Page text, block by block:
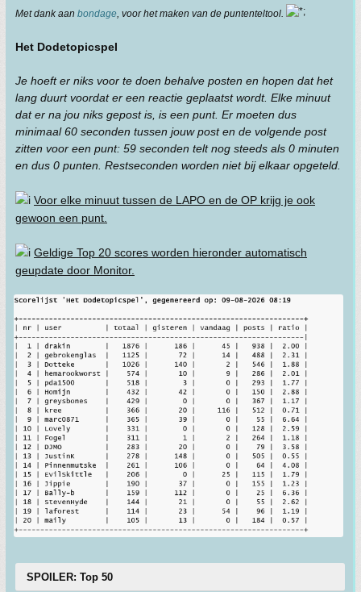
Met dank aan bondage , voor het maken van de puntenteltool.
Het DodetopicspeI
Je hoeft er niks voor te doen behalve posten en hopen dat het
lang duurt voordat er een reactie geplaatst wordt. Elke minuut
dat er na jou niks gepost is, is een punt. Er moeten dus
minimaal 60 seconden tussen jouw post en de volgende post
zitten voor een punt: 59 seconden telt nog steeds als 0 minuten
en dus 0 punten. Restseconden worden niet bij elkaar opgeteld.
Voor elke minuut tussen de LAPO en de OP krijg je ook
gewoon een punt.
Geldige Top 20 scores worden hieronder automatisch
geupdate door Monitor.
SPOILER: Top 50